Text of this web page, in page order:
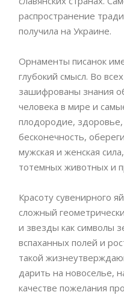
распространение
получила на Украине.
Орнаменты писанок
глубокий смысл. Во
зашифрованы знания
человека в мире и
плодородие,
бесконечность,
мужская и женская
тотемных животных и
Красоту сувенирного
сложный
и звезды как символы
вспаханных полей и
такой
дарить на новоселье,
качестве пожелания